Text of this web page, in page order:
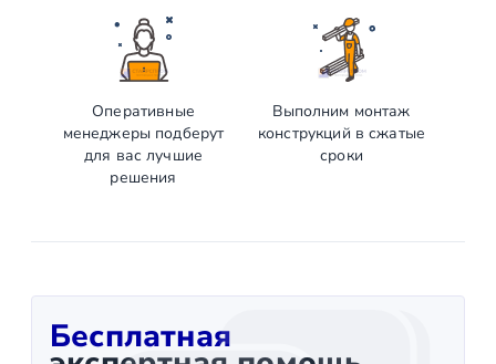
Оперативные
менеджеры подберут
для вас лучшие
решения
Выполним монтаж
конструкций в сжатые
сроки
Бесплатная